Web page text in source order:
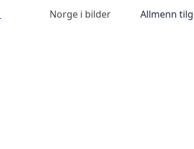
Norge i bilder Allmenn